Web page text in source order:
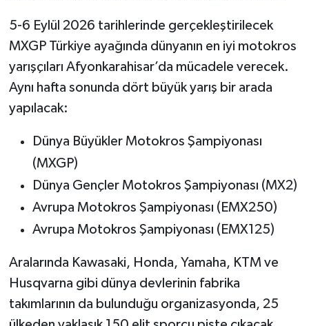
5-6 Eylül 2026 tarihlerinde gerçekleştirilecek
MXGP Türkiye ayağında dünyanın en iyi motokros
yarışçıları Afyonkarahisar’da mücadele verecek.
Aynı hafta sonunda dört büyük yarış bir arada
yapılacak:
Dünya Büyükler Motokros Şampiyonası
(MXGP)
Dünya Gençler Motokros Şampiyonası (MX2)
Avrupa Motokros Şampiyonası (EMX250)
Avrupa Motokros Şampiyonası (EMX125)
Aralarında Kawasaki, Honda, Yamaha, KTM ve
Husqvarna gibi dünya devlerinin fabrika
takımlarının da bulunduğu organizasyonda, 25